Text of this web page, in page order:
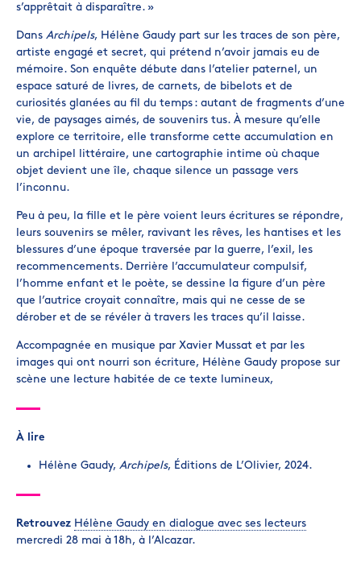
s’apprêtait à disparaître. »
Dans Archipels, Hélène Gaudy part sur les traces de son père,
artiste engagé et secret, qui prétend n’avoir jamais eu de
mémoire. Son enquête débute dans l’atelier paternel, un
espace saturé de livres, de carnets, de bibelots et de
curiosités glanées au fil du temps : autant de fragments d’une
vie, de paysages aimés, de souvenirs tus. À mesure qu’elle
explore ce territoire, elle transforme cette accumulation en
un archipel littéraire, une cartographie intime où chaque
objet devient une île, chaque silence un passage vers
l’inconnu.
Peu à peu, la fille et le père voient leurs écritures se répondre,
leurs souvenirs se mêler, ravivant les rêves, les hantises et les
blessures d’une époque traversée par la guerre, l’exil, les
recommencements. Derrière l’accumulateur compulsif,
l’homme enfant et le poète, se dessine la figure d’un père
que l’autrice croyait connaître, mais qui ne cesse de se
dérober et de se révéler à travers les traces qu’il laisse.
Accompagnée en musique par Xavier Mussat et par les
images qui ont nourri son écriture, Hélène Gaudy propose sur
scène une lecture habitée de ce texte lumineux,
À lire
Hélène Gaudy, Archipels, Éditions de L’Olivier, 2024.
Retrouvez Hélène Gaudy en dialogue avec ses lecteurs
mercredi 28 mai à 18h, à l’Alcazar.